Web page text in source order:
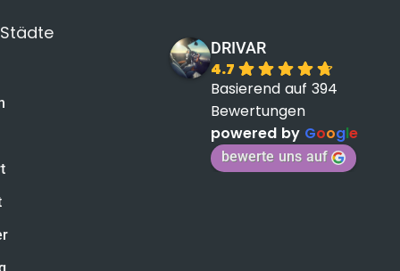
DRIVAR
4.7
Basierend auf 394
Bewertungen
powered by Google
bewerte uns auf